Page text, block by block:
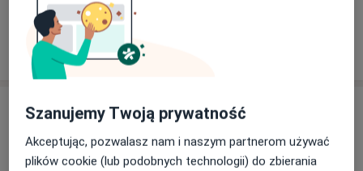
Chirurg
Szukaj innej specjalizacji
Specjaliści
Chirurg
Szanujemy Twoją prywatność
Akceptując, pozwalasz nam i naszym partnerom używać
plików cookie (lub podobnych technologii) do zbierania